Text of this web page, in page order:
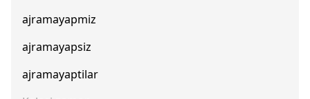
ajramayapmiz
ajramayapsiz
ajramayaptilar